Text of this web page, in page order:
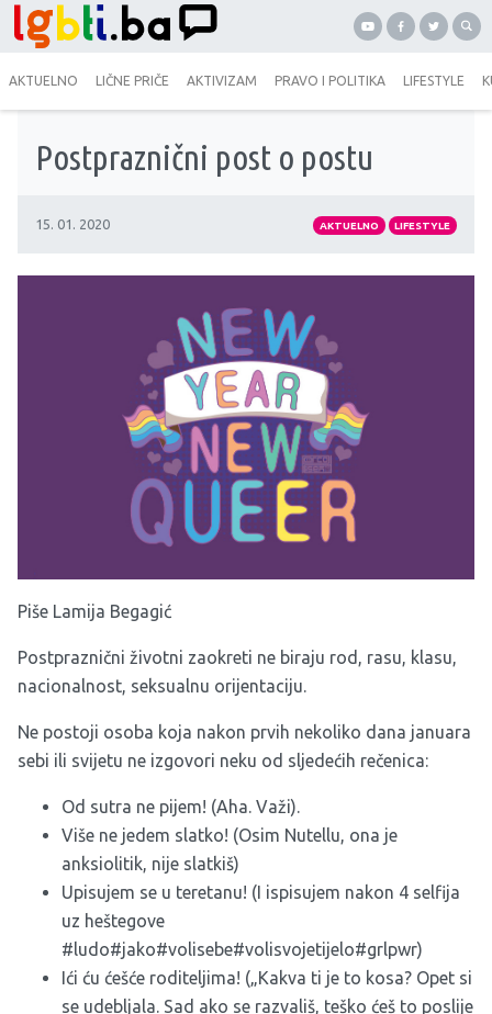
AKTUELNO LIČNE PRIČE AKTIVIZAM PRAVO I POLITIKA LIFESTYLE
Postpraznični post o postu
15. 01. 2020 AKTUELNO LIFESTYLE
Piše Lamija Begagić
Postpraznični životni zaokreti ne biraju rod, rasu, klasu,
nacionalnost, seksualnu orijentaciju.
Ne postoji osoba koja nakon prvih nekoliko dana januara
sebi ili svijetu ne izgovori neku od sljedećih rečenica:
Od sutra ne pijem! (Aha. Važi).
Više ne jedem slatko! (Osim Nutellu, ona je
anksiolitik, nije slatkiš)
Upisujem se u teretanu! (I ispisujem nakon 4 selfija
uz heštegove
#ludo#jako#volisebe#volisvojetijelo#grlpwr)
Ići ću ćešće roditeljima! („Kakva ti je to kosa? Opet si
se udebljala. Sad ako se razvališ, teško ćeš to poslije